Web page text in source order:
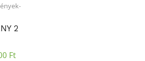
2
Ft